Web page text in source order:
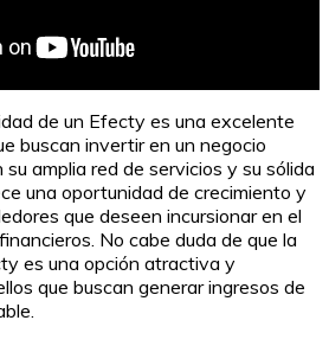
de un Efecty es una excelente
buscan invertir en un negocio
amplia red de servicios y su sólida
una oportunidad de crecimiento y
que deseen incursionar en el
No cabe duda de que la
es una opción atractiva y
que buscan generar ingresos de